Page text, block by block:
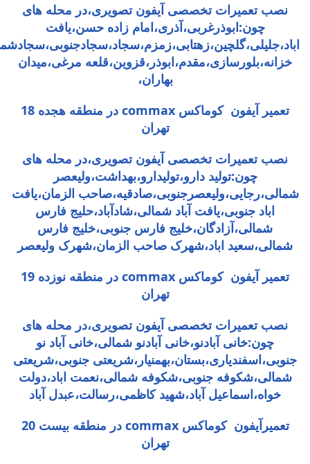
نصب تعمیرات تخصصی آیفون تصویری،در محله های
چون:ابوذرغربی،آذری،امام زاده حسن،یافت
خزانه،بلورسازی،مقدم،ابوذر،قزوین،قلعه مرغی،میدان
بهاران،
تعمیر آیفون کوماکس commax در منطقه هجده 18
تهران
نصب تعمیرات تخصصی آیفون تصویری،در محله های
چون:تولید دارو،تولیدارو،بهداشت،ولیعصر
شمالی،رجایی،ولیعصرجنوبی،صادقیه،صاحب الزمان،یافت
اباد جنوبی،یافت آباد شمالی،شادآباد،حلیج فارس
شمالی،آزادگان،خلیج فارس جنوبی،خلیج فارس
شمالی،سعید اباد،شهرک صاحب الزمان،شهرک ولیعصر
تعمیر آیفون کوماکس commax در منطقه نوزده 19
تهران
نصب تعمیرات تخصصی آیفون تصویری،در محله های
چون:خانی آبادنو،خانی آبادنو شمالی،خانی آباد نو
جنوبی،اسفندیاری،بستان،بهمنیار،شریعتی جنوبی،شریعتی
شمالی،شکوفه جنوبی،شکوفه شمالی،نعمت اباد،دولت
خواه،اسماعیل آباد،شهید کاظمی،رسالت،عبدل آباد
تعمیرآیفون کوماکس commax در منطقه بیست 20
تهران